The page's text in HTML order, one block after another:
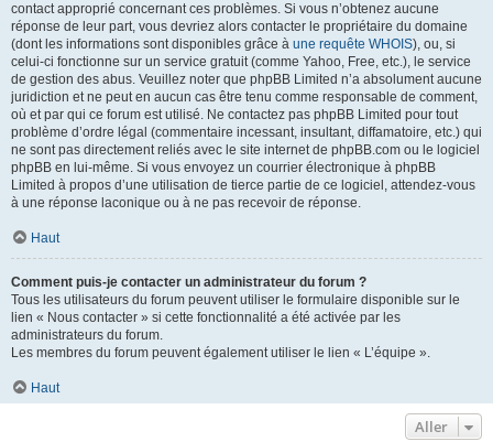
contact approprié concernant ces problèmes. Si vous n’obtenez aucune
réponse de leur part, vous devriez alors contacter le propriétaire du domaine
(dont les informations sont disponibles grâce à une requête WHOIS), ou, si
celui-ci fonctionne sur un service gratuit (comme Yahoo, Free, etc.), le service
de gestion des abus. Veuillez noter que phpBB Limited n’a absolument aucune
juridiction et ne peut en aucun cas être tenu comme responsable de comment,
où et par qui ce forum est utilisé. Ne contactez pas phpBB Limited pour tout
problème d’ordre légal (commentaire incessant, insultant, diffamatoire, etc.) qui
ne sont pas directement reliés avec le site internet de phpBB.com ou le logiciel
phpBB en lui-même. Si vous envoyez un courrier électronique à phpBB
Limited à propos d’une utilisation de tierce partie de ce logiciel, attendez-vous
à une réponse laconique ou à ne pas recevoir de réponse.
Haut
Comment puis-je contacter un administrateur du forum ?
Tous les utilisateurs du forum peuvent utiliser le formulaire disponible sur le
lien « Nous contacter » si cette fonctionnalité a été activée par les
administrateurs du forum.
Les membres du forum peuvent également utiliser le lien « L’équipe ».
Haut
Aller